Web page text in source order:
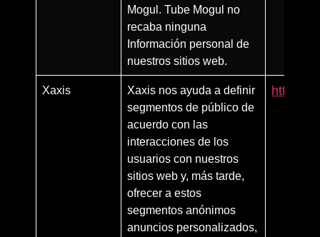
Mogul. Tube Mogul no
recaba ninguna
Información personal de
nuestros sitios web.
Xaxis
Xaxis nos ayuda a definir
segmentos de público de
acuerdo con las
interacciones de los
usuarios con nuestros
sitios web y, más tarde,
ofrecer a estos
segmentos anónimos
anuncios personalizados,
https://